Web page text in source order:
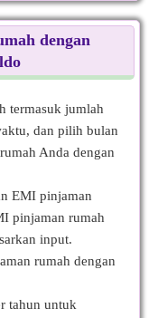
dengan
termasuk jumlah
dan pilih bulan
Anda dengan
EMI pinjaman
pinjaman rumah
input.
rumah dengan
tahun untuk